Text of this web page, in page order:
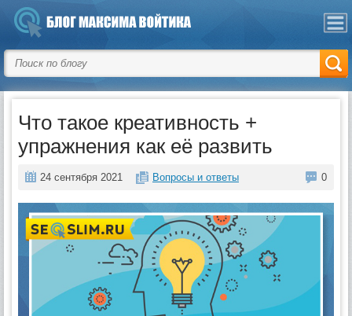
Что такое креативность +
упражнения как её развить
24 сентября 2021 Вопросы и ответы 0